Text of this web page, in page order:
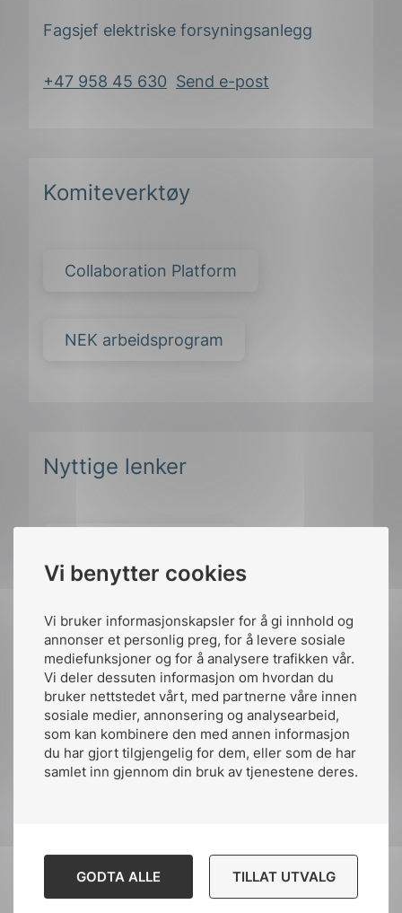
Vi benytter cookies
Vi bruker informasjonskapsler for å gi innhold og
annonser et personlig preg, for å levere sosiale
mediefunksjoner og for å analysere trafikken vår.
Vi deler dessuten informasjon om hvordan du
bruker nettstedet vårt, med partnerne våre innen
sosiale medier, annonsering og analysearbeid,
som kan kombinere den med annen informasjon
du har gjort tilgjengelig for dem, eller som de har
samlet inn gjennom din bruk av tjenestene deres.
GODTA ALLE TILLAT UTVALG
Fagsjef elektriske forsyningsanlegg
+47 958 45 630 Send e-post
Komiteverktøy
Collaboration Platform
NEK arbeidsprogram
Nyttige lenker
Del komiteen på:
Del Del Del